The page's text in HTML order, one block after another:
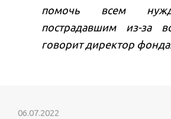
помочь всем
пострадавшим из-за
говорит директор
06.07.2022